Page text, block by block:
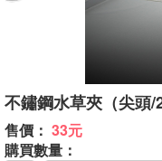
不鏽鋼水草夾（尖頭/
售價： 33元
購買數量：